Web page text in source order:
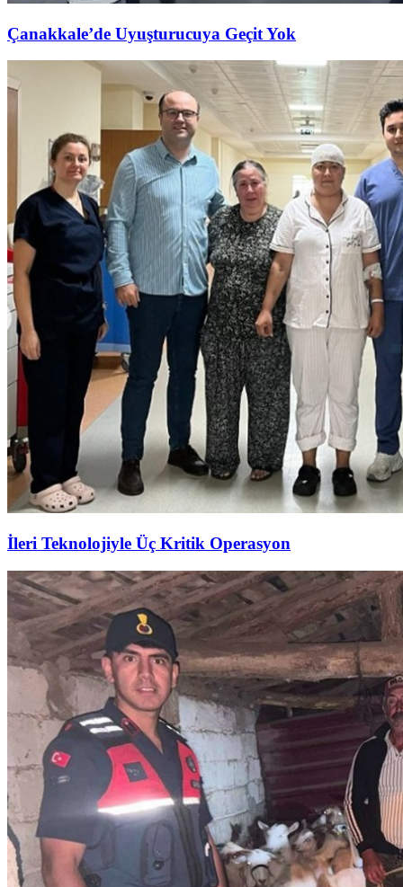
Çanakkale’de Uyuşturucuya Geçit Yok
İleri Teknolojiyle Üç Kritik Operasyon